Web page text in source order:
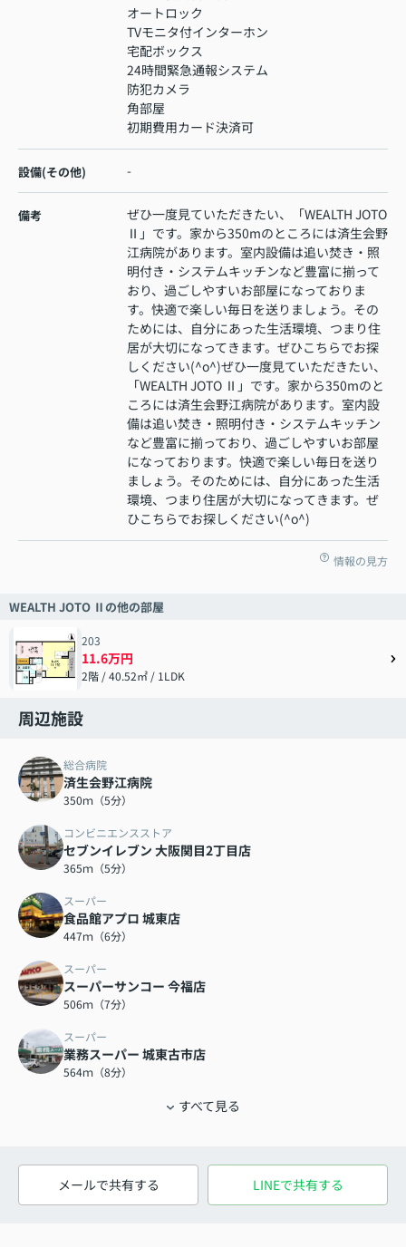
オートロック
TVモニタ付インターホン
宅配ボックス
24時間緊急通報システム
防犯カメラ
角部屋
初期費用カード決済可
設備(その他) -
備考
ぜひ一度見ていただきたい、「WEALTH JOTO
Ⅱ」です。家から350mのところには済生会野
江病院があります。室内設備は追い焚き・照
明付き・システムキッチンなど豊富に揃って
おり、過ごしやすいお部屋になっておりま
す。快適で楽しい毎日を送りましょう。その
ためには、自分にあった生活環境、つまり住
居が大切になってきます。ぜひこちらでお探
しください(^o^)ぜひ一度見ていただきたい、
「WEALTH JOTO Ⅱ」です。家から350mのと
ころには済生会野江病院があります。室内設
備は追い焚き・照明付き・システムキッチン
など豊富に揃っており、過ごしやすいお部屋
になっております。快適で楽しい毎日を送り
ましょう。そのためには、自分にあった生活
環境、つまり住居が大切になってきます。ぜ
ひこちらでお探しください(^o^)
情報の見方
WEALTH JOTO Ⅱの他の部屋
203
11.6万円
2階 / 40.52㎡ / 1LDK
周辺施設
総合病院
済生会野江病院
350ｍ（5分）
コンビニエンスストア
セブンイレブン 大阪関目2丁目店
365ｍ（5分）
スーパー
食品館アプロ 城東店
447ｍ（6分）
スーパー
スーパーサンコー 今福店
506ｍ（7分）
スーパー
業務スーパー 城東古市店
564ｍ（8分）
すべて見る
メールで共有する LINEで共有する